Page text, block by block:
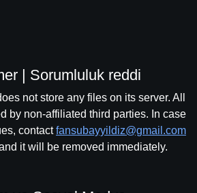
| Sorumluluk reddi
not store any files on its server. All
by non-affiliated third parties. In case
contactfansubayyildiz@gmail.com
it will be removed immediately.